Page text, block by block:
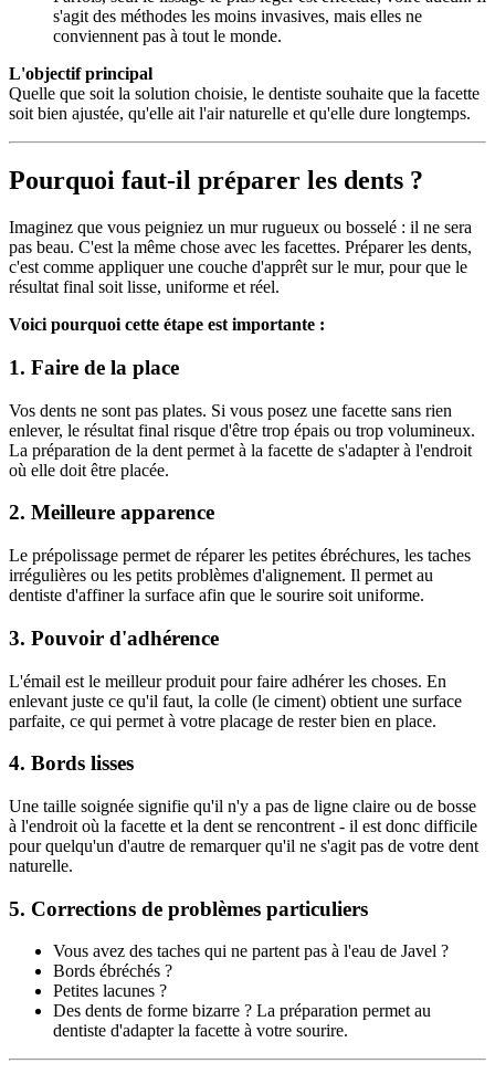
s'agit des méthodes les moins invasives, mais elles ne
conviennent pas à tout le monde.
L'objectif principal
Quelle que soit la solution choisie, le dentiste souhaite que la facette
soit bien ajustée, qu'elle ait l'air naturelle et qu'elle dure longtemps.
Pourquoi faut-il préparer les dents ?
Imaginez que vous peigniez un mur rugueux ou bosselé : il ne sera
pas beau. C'est la même chose avec les facettes. Préparer les dents,
c'est comme appliquer une couche d'apprêt sur le mur, pour que le
résultat final soit lisse, uniforme et réel.
Voici pourquoi cette étape est importante :
1. Faire de la place
Vos dents ne sont pas plates. Si vous posez une facette sans rien
enlever, le résultat final risque d'être trop épais ou trop volumineux.
La préparation de la dent permet à la facette de s'adapter à l'endroit
où elle doit être placée.
2. Meilleure apparence
Le prépolissage permet de réparer les petites ébréchures, les taches
irrégulières ou les petits problèmes d'alignement. Il permet au
dentiste d'affiner la surface afin que le sourire soit uniforme.
3. Pouvoir d'adhérence
L'émail est le meilleur produit pour faire adhérer les choses. En
enlevant juste ce qu'il faut, la colle (le ciment) obtient une surface
parfaite, ce qui permet à votre placage de rester bien en place.
4. Bords lisses
Une taille soignée signifie qu'il n'y a pas de ligne claire ou de bosse
à l'endroit où la facette et la dent se rencontrent - il est donc difficile
pour quelqu'un d'autre de remarquer qu'il ne s'agit pas de votre dent
naturelle.
5. Corrections de problèmes particuliers
Vous avez des taches qui ne partent pas à l'eau de Javel ?
Bords ébréchés ?
Petites lacunes ?
Des dents de forme bizarre ? La préparation permet au
dentiste d'adapter la facette à votre sourire.